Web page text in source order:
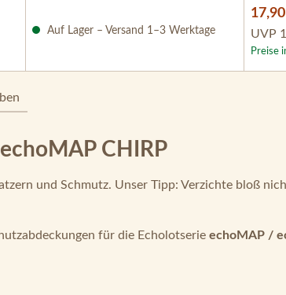
Auf Lager – Versand 1–3 Werktage UVP
Preise
CHIRP
und Schmutz. Unser Tipp: Verzichte bloß
für die Echolotserie echoMAP /